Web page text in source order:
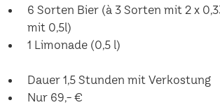
6 Sorten Bier (à 3 Sorten mit 2 x
mit 0,5l)
1 Limonade (0,5 l)
Dauer 1,5 Stunden mit Verkostung
Nur 69,- €